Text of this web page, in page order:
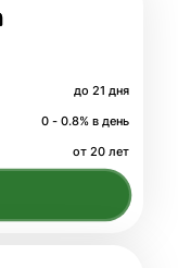
до 21 дня
0 - 0.8% в день
от 20 лет